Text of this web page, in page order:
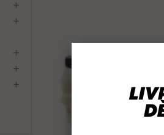




